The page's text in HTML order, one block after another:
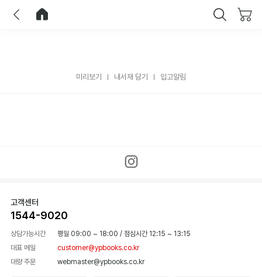
미리보기 내서재 담기 입고알림
고객센터
1544-9020
상담가능시간 평일 09:00 ~ 18:00 / 점심시간 12:15 ~ 13:15
대표 메일
customer@ypbooks.co.kr
대량 주문
webmaster@ypbooks.co.kr